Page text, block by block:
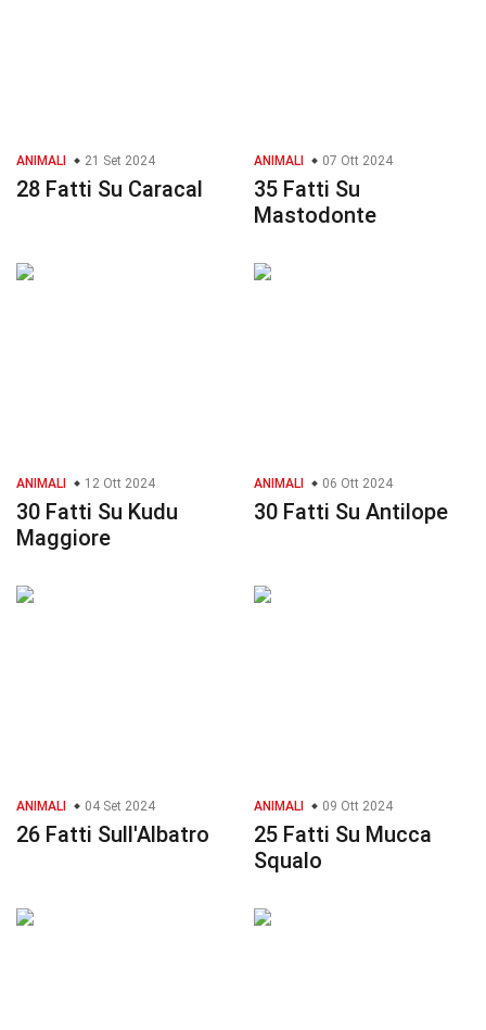
ANIMALI 21 Set 2024
28 Fatti Su Caracal
ANIMALI 07 Ott 2024
35 Fatti Su
Mastodonte
ANIMALI 12 Ott 2024
30 Fatti Su Kudu
Maggiore
ANIMALI 06 Ott 2024
30 Fatti Su Antilope
ANIMALI 04 Set 2024
26 Fatti Sull'Albatro
ANIMALI 09 Ott 2024
25 Fatti Su Mucca
Squalo